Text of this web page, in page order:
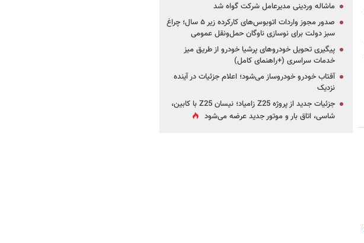
ماشاله وردینی مدیرعامل شرکت گواه شد
صدور مجوز واردات اتوبوس‌های کارکرده زیر ۵ سال؛ چراغ
سبز دولت برای نوسازی ناوگان حمل‌ونقل عمومی
پیگیری تحویل خودروهای پرشیا خودرو از طریق میز
خدمات سراسری (+راهنمای کامل)
آفتاب خودرو خودروساز می‌شود؛ اعلام جزئیات در آینده
نزدیک
جزئیات جدید از پروژه Z25 زامیاد؛ نیسان Z25 با کابین،
شاسی، اتاق بار و موتور جدید عرضه می‌شود